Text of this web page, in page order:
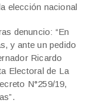
elección nacional
denuncio: “En
y ante un pedido
Ricardo
Electoral de La
N°259/19,